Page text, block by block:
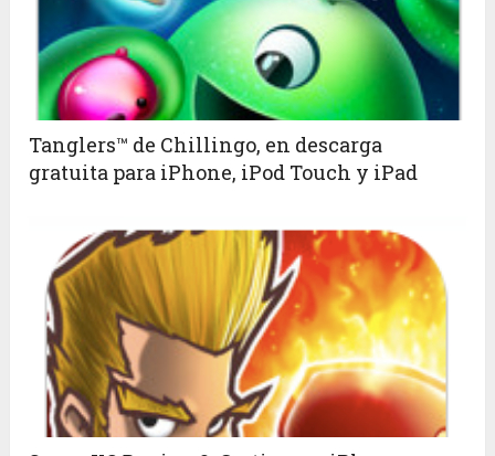
Tanglers™ de Chillingo, en descarga
gratuita para iPhone, iPod Touch y iPad